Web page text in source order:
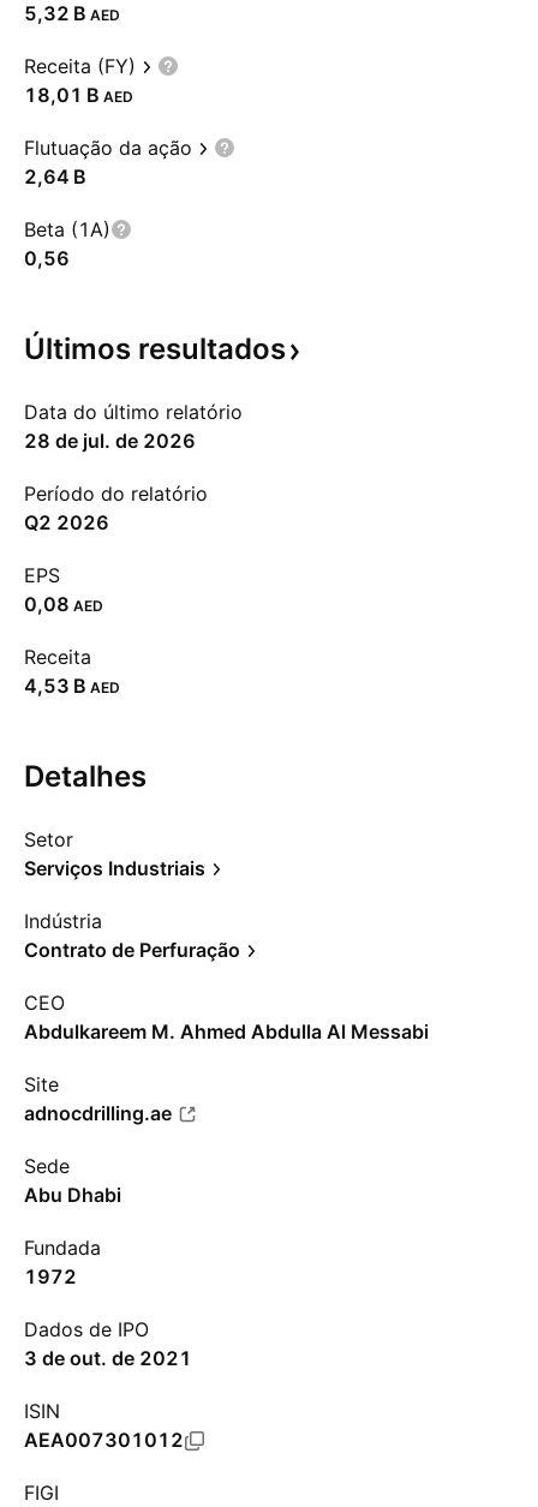
‪5,32 B‬ AED
Receita (FY)
‪18,01 B‬ AED
Flutuação da ação
‪2,64 B‬
Beta (1A)
0,56
Últimos resultados
Data do último relatório
28 de jul. de 2026
Período do relatório
Q2 2026
EPS
0,08 AED
Receita
‪4,53 B‬ AED
Detalhes
Setor
Serviços Industriais
Indústria
Contrato de Perfuração
CEO
Abdulkareem M. Ahmed Abdulla Al Messabi
Site
adnocdrilling.ae
Sede
Abu Dhabi
Fundada
1972
Dados de IPO
3 de out. de 2021
ISIN
AEA007301012
FIGI